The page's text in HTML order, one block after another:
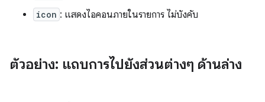
icon : แสดงไอคอนภายในรายการ ไม่บังคับ
ตัวอย่าง: แถบการไปยังส่วนต่างๆ ด้านล่าง